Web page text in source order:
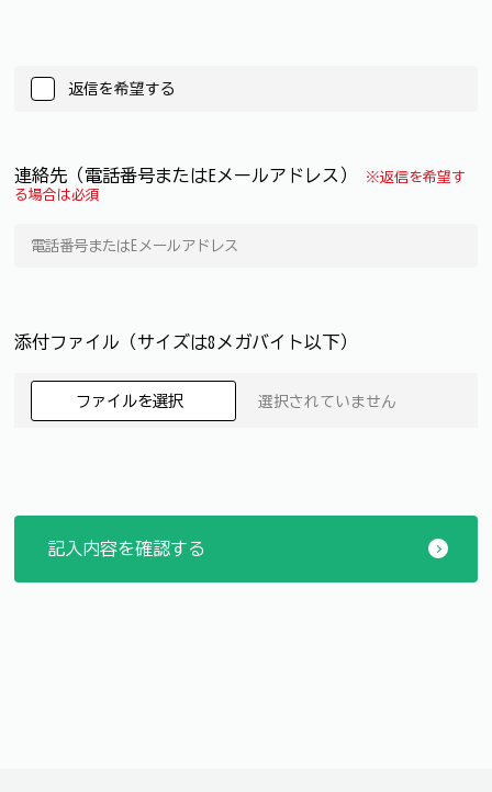
返信を希望する
連絡先（電話番号またはEメールアドレス）
※返信を希望す
る場合は必須
添付ファイル（サイズは8メガバイト以下）
ファイルを選択 選択されていません